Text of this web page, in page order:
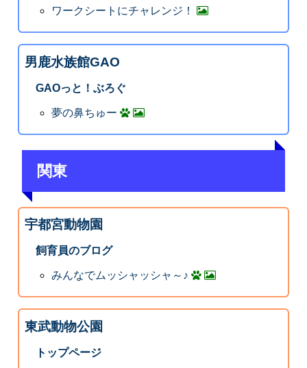
ワークシートにチャレンジ！
男鹿水族館GAO
GAOっと！ぶろぐ
夢の鼻ちゅー
関東
宇都宮動物園
飼育員のブログ
みんなでムッシャッシャ～♪
東武動物公園
トップページ